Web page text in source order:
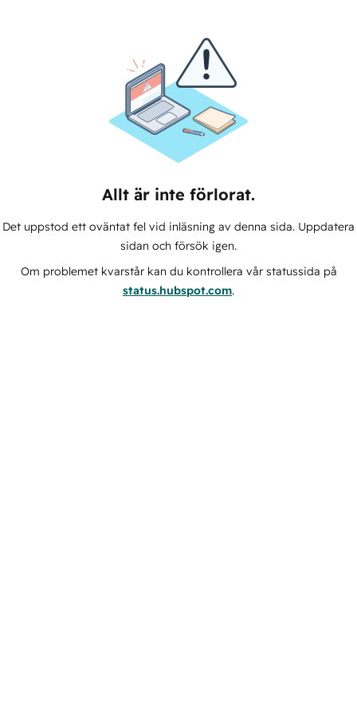
Allt är inte förlorat.
Det uppstod ett oväntat fel vid inläsning av denna sida. Uppdatera
sidan och försök igen.
Om problemet kvarstår kan du kontrollera vår statussida på
status.hubspot.com.